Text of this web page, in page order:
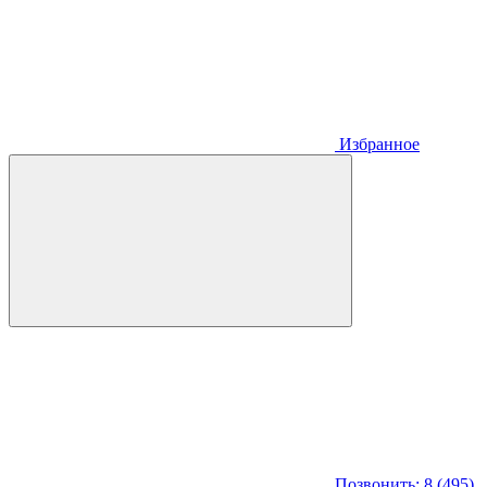
Избранное